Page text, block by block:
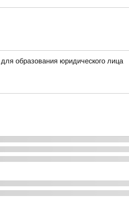
образования юридического лица